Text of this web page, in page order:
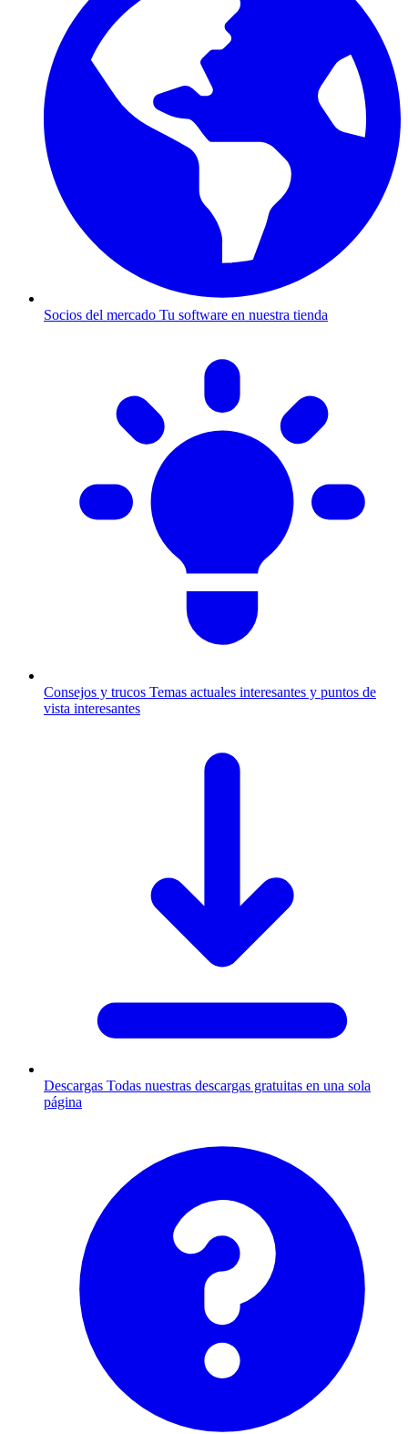
Socios del mercado Tu software en nuestra tienda
Consejos y trucos Temas actuales interesantes y puntos de
vista interesantes
Descargas Todas nuestras descargas gratuitas en una sola
página